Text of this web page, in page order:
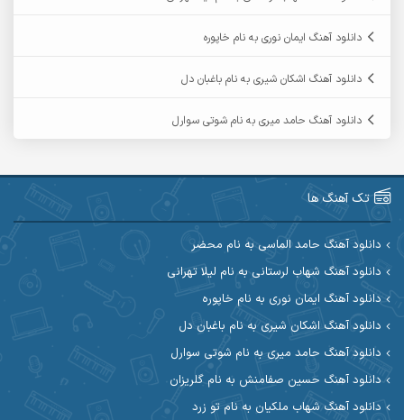
آرین صیادی
آرین مریدی
آوات بوکانی آوات یگانه
آیت احمدنژاد
ابراهیم شمس ابوالحسن جاویدان
ابی حسینی
دانلود آهنگ ایمان نوری به نام خاپوره
دانلود آهنگ اشکان شیری به نام باغبان دل
دانلود آهنگ حامد میری به نام شوتی سوارل
تک آهنگ ها
دانلود آهنگ حامد الماسی به نام محضر
دانلود آهنگ شهاب لرستانی به نام لیلا تهرانی
دانلود آهنگ ایمان نوری به نام خاپوره
دانلود آهنگ اشکان شیری به نام باغبان دل
دانلود آهنگ حامد میری به نام شوتی سوارل
دانلود آهنگ حسین صفامنش به نام گلریزان
دانلود آهنگ شهاب ملکیان به نام تو زرد